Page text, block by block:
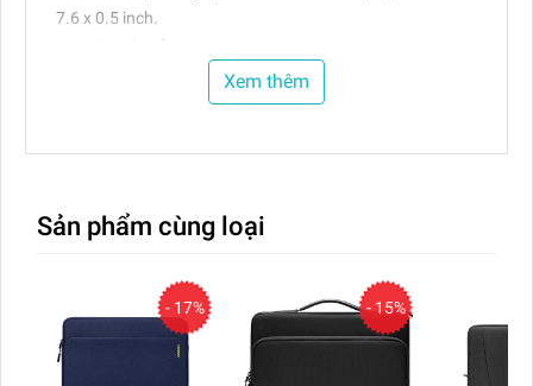
7.6 x 0.5 inch.
Gọn nhẹ và mỏng
Với thiết kế tối giản và nhỏ gọn, túi giữ thiết bị tomtoc
Light-A18 không gây cồng kềnh và nhẹ nhàng, dễ dàng
Bảo vệ tốt:
lại cảm giác mịn màng và bảo vệ thêm khỏi va đập, vật
liệu chống thấm nước bên ngoài bảo vệ máy tính bảng
Ngăn túi tổ chức tốt :
Túi giữ máy tính bảng có một ngăn rộng rãi để đựng
iPad Pro của bạn, cũng như một ngăn phụ để mang theo
Xem thêm
Sản phẩm cùng loại
- 17% - 15%